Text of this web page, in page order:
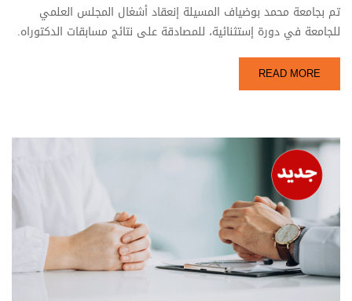
تم بجامعة محمد بوضياف المسيلة إنعقاد أشغال المجلس العلمي
للجامعة في دورة إستثنائية، للمصادقة على نتائج مسابقات الدكتوراه.
READ MORE